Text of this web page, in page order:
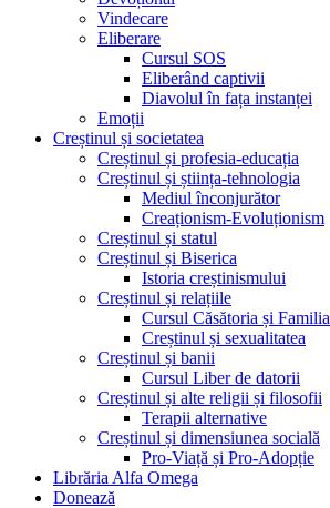
Vindecare
Eliberare
Cursul SOS
Eliberând captivii
Diavolul în fața instanței
Emoții
Creștinul și societatea
Creștinul și profesia-educația
Creștinul și știința-tehnologia
Mediul înconjurător
Creaționism-Evoluționism
Creștinul și statul
Creștinul și Biserica
Istoria creștinismului
Creștinul și relațiile
Cursul Căsătoria și Familia
Creștinul și sexualitatea
Creștinul și banii
Cursul Liber de datorii
Creștinul și alte religii și filosofii
Terapii alternative
Creștinul și dimensiunea socială
Pro-Viață și Pro-Adopție
Librăria Alfa Omega
Donează